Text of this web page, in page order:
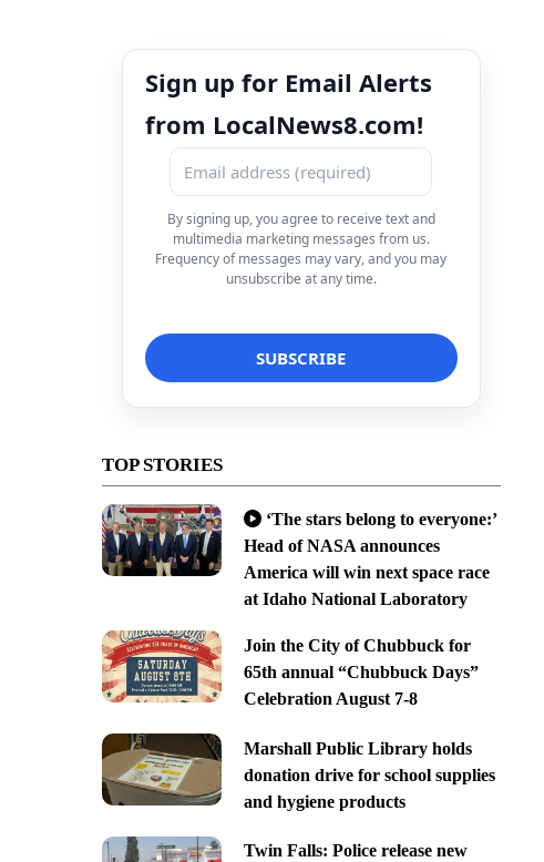
Sign up for Email Alerts
from LocalNews8.com!
By signing up, you agree to receive text and
multimedia marketing messages from us.
Frequency of messages may vary, and you may
unsubscribe at any time.
TOP STORIES
‘The stars belong to everyone:’
Head of NASA announces
America will win next space race
at Idaho National Laboratory
Join the City of Chubbuck for
65th annual “Chubbuck Days”
Celebration August 7-8
Marshall Public Library holds
donation drive for school supplies
and hygiene products
Twin Falls: Police release new